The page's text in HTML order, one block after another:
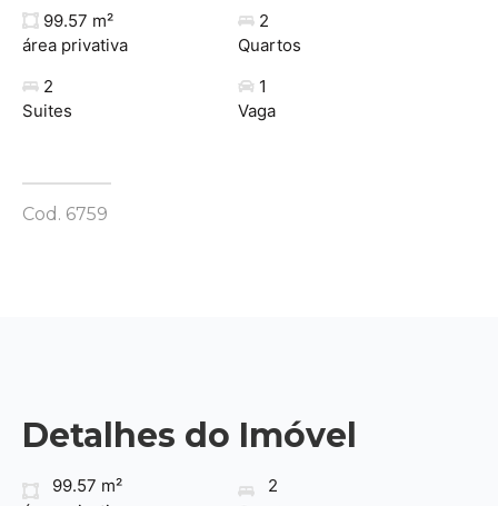
99.57 m²
área privativa
2
Quartos
2
Suites
1
Vaga
Cod. 6759
Detalhes do Imóvel
99.57 m²
2